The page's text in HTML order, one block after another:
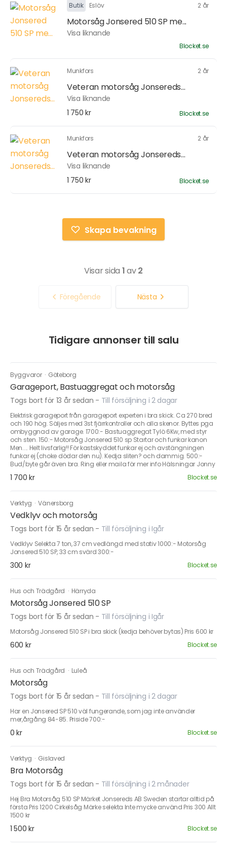
Butik Eslöv 2 år
Motorsåg Jonsered 510 SP me...
Visa liknande
Blocket.se
Munkfors 2 år
Veteran motorsåg Jonsereds...
Visa liknande
1 750 kr
Blocket.se
Munkfors 2 år
Veteran motorsåg Jonsereds...
Visa liknande
1 750 kr
Blocket.se
Skapa bevakning
Visar sida 1av2
Föregående Nästa
Tidigare annonser till salu
Byggvaror · Göteborg
Garageport, Bastuaggregat och motorsåg
Togs bort för 13 år sedan - Till försäljning i 2 dagar
Elektrisk garageport från garageport experten i bra skick. Ca 270 bred
och 190 hög. Säljes med 3st fjärrkontroller och alla skenor. Byttes pga
ombyggnad av garage. 1700:- Bastuaggregat Tylö 6Kw, med styr
och sten. 150:- Motorsåg Jonsered 510 sp Startar och funkar kanon
Men.... Helt livsfarlig!! För kastskyddet funkar ej och avstängningen
funkar ej (choke dödar den nu). Kedja sliten? och dammig. 500:-
Bud/byte går även bra. Ring eller maila för mer info Hälsningar Jonny
1 700 kr Blocket.se
Verktyg ·Vänersborg
Vedklyv och motorsåg
Togs bort för 15 år sedan - Till försäljning i Igår
Vedklyv Selekta 7 ton, 37 cm vedlängd med stativ 1000:- Motorsåg
Jonsered 510 SP, 33 cm svärd 300:-
300 kr Blocket.se
Hus och Trädgård · Härryda
Motorsåg Jonsered 510 SP
Togs bort för 15 år sedan - Till försäljning i Igår
Motorsåg Jonsered 510 SP i bra skick (kedja behöver bytas) Pris 600 kr
600 kr Blocket.se
Hus och Trädgård · Luleå
Motorsåg
Togs bort för 15 år sedan - Till försäljning i 2 dagar
Har en Jonsered SP 510 väl fungerande, som jag inte använder
mer,årgång 84-85. Priside 700:-
0 kr Blocket.se
Verktyg · Gislaved
Bra Motorsåg
Togs bort för 15 år sedan - Till försäljning i 2 månader
Hej Bra Motorsåg 510 SP Märket Jonsereds AB Sweden startar alltid på
första Pris 1200 Cirkelsåg Märke selekta Inte mycke använd Pris 300 Allt
1500 kr
1 500 kr Blocket.se